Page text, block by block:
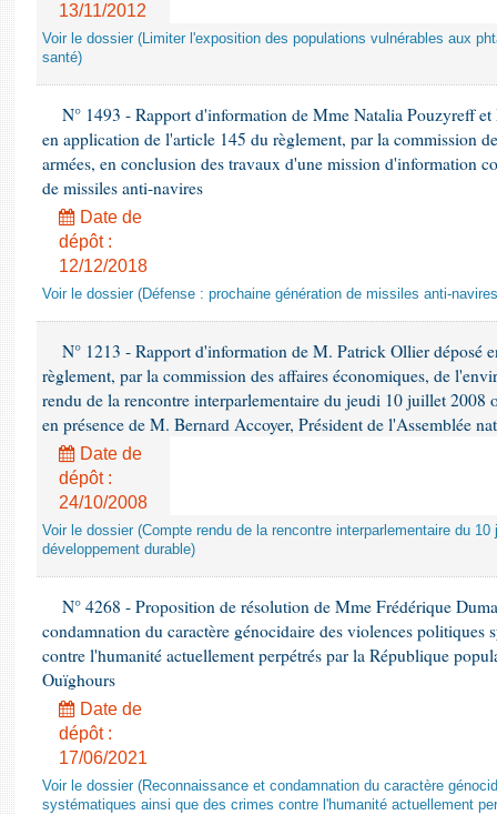
13/11/2012
Voir le dossier (Limiter l'exposition des populations vulnérables aux
santé)
N° 1493 - Rapport d'information de Mme Natalia Pouzyreff
en application de l'article 145 du règlement, par la commission
armées, en conclusion des travaux d'une mission d'information
de missiles anti-navires
Date de
dépôt :
12/12/2018
Voir le dossier (Défense : prochaine génération de missiles anti-
N° 1213 - Rapport d'information de M. Patrick Ollier déposé
règlement, par la commission des affaires économiques, de
rendu de la rencontre interparlementaire du jeudi 10 juillet 2008
en présence de M. Bernard Accoyer, Président de l'Assemblée
Date de
dépôt :
24/10/2008
Voir le dossier (Compte rendu de la rencontre interparlementaire du
développement durable)
N° 4268 - Proposition de résolution de Mme Frédérique
condamnation du caractère génocidaire des violences politiques
contre l'humanité actuellement perpétrés par la République
Ouïghours
Date de
dépôt :
17/06/2021
Voir le dossier (Reconnaissance et condamnation du caractère
systématiques ainsi que des crimes contre l'humanité actuellement